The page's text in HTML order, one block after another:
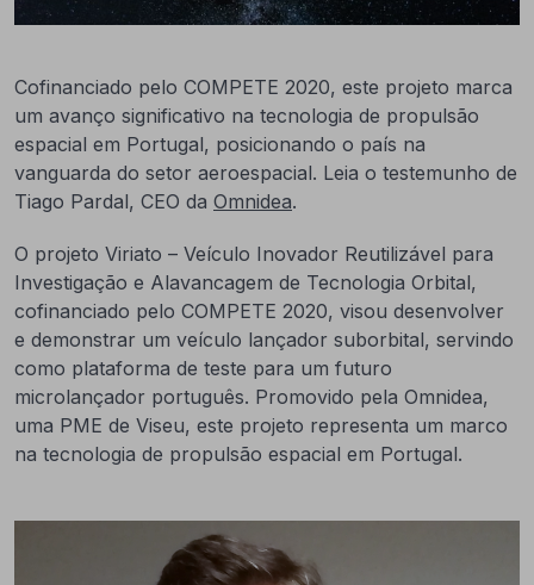
Cofinanciado pelo COMPETE 2020, este projeto marca
um avanço significativo na tecnologia de propulsão
espacial em Portugal, posicionando o país na
vanguarda do setor aeroespacial. Leia o testemunho de
Tiago Pardal, CEO da Omnidea.
O projeto Viriato – Veículo Inovador Reutilizável para
Investigação e Alavancagem de Tecnologia Orbital,
cofinanciado pelo COMPETE 2020, visou desenvolver
e demonstrar um veículo lançador suborbital, servindo
como plataforma de teste para um futuro
microlançador português. Promovido pela Omnidea,
uma PME de Viseu, este projeto representa um marco
na tecnologia de propulsão espacial em Portugal.